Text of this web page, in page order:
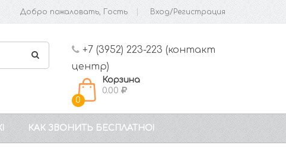
Добро пожаловать, Гость Вход/Регистрация
+7 (3952) 223-223 (контакт
центр)
0
Корзина
0.00
КАК ЗВОНИТЬ БЕСПЛАТНО!